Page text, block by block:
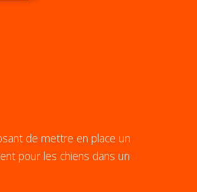
de mettre en place un
pour les chiens dans un